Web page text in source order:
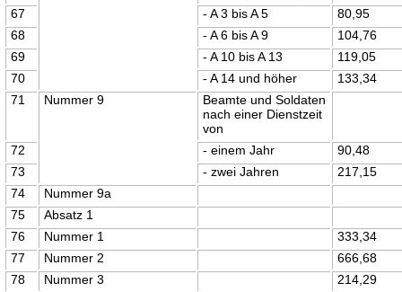
67
- A 3 bis A 5
80,95
68
- A 6 bis A 9
104,76
69
- A 10 bis A 13
119,05
70
- A 14 und höher
133,34
71
Nummer 9
Beamte und Soldaten
nach einer Dienstzeit
von
72
- einem Jahr
90,48
73
- zwei Jahren
217,15
74
Nummer 9a
75
Absatz 1
76
Nummer 1
333,34
77
Nummer 2
666,68
78
Nummer 3
214,29